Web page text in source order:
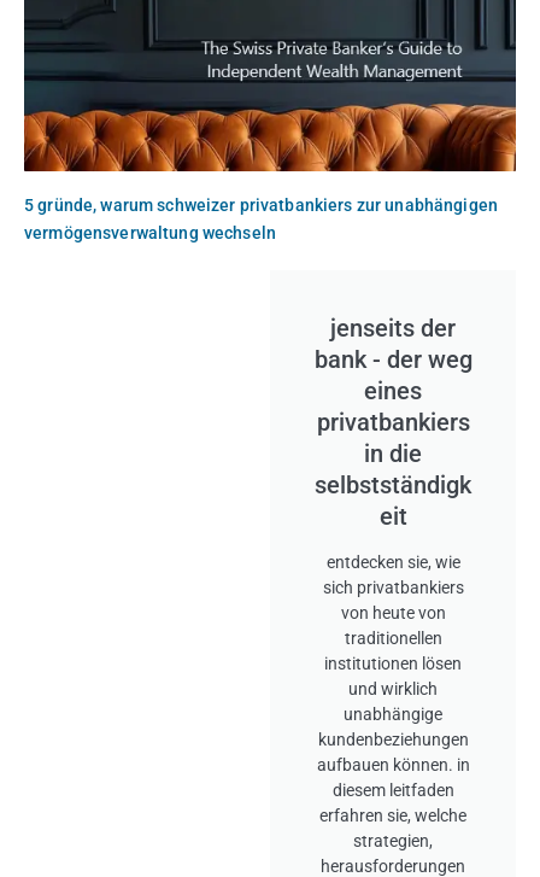
5 gründe, warum schweizer privatbankiers zur unabhängigen
vermögensverwaltung wechseln
jenseits der
bank - der weg
eines
privatbankiers
in die
selbstständigk
eit
entdecken sie, wie
sich privatbankiers
von heute von
traditionellen
institutionen lösen
und wirklich
unabhängige
kundenbeziehungen
aufbauen können. in
diesem leitfaden
erfahren sie, welche
strategien,
herausforderungen